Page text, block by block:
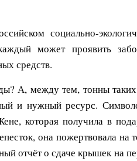
социально-
может проявить
средств.
А, между тем, тонны
и нужный ресурс.
которая получила в
она пожертвовала на
отчёт о сдаче крышек на